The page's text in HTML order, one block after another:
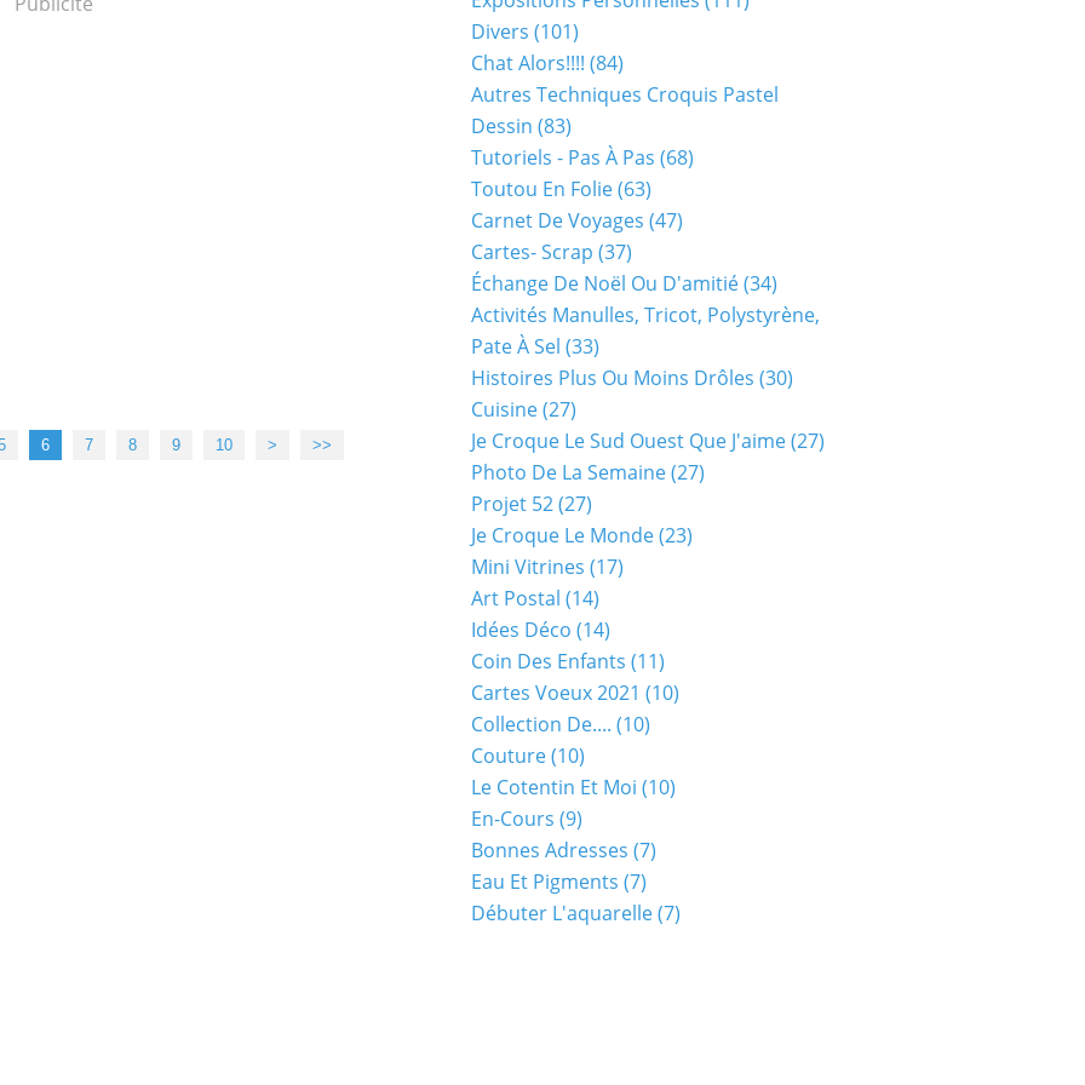
6 7 8 9 10 20
> >>
Divers (101)
Chat Alors!!!! (84)
Autres Techniques Croquis Pastel
Dessin (83)
Tutoriels - Pas À Pas (68)
Toutou En Folie(63)
Carnet De Voyages (47)
Cartes- Scrap (37)
Échange De Noël Ou D'amitié(34)
Activités Manulles, Tricot, Polystyrène,
Pate À Sel (33)
Histoires Plus Ou Moins Drôles (30)
Cuisine(27)
Je Croque Le Sud Ouest Que J'aime(27)
Photo De La Semaine(27)
Projet 52(27)
Je Croque Le Monde(23)
Mini Vitrines (17)
Art Postal (14)
Idées Déco (14)
Coin Des Enfants (11)
Cartes Voeux 2021 (10)
Collection De.... (10)
Couture(10)
Le Cotentin Et Moi (10)
En-Cours (9)
Bonnes Adresses (7)
Eau Et Pigments (7)
Débuter L'aquarelle(7)